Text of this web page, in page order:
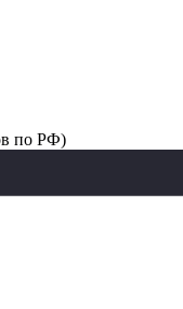
по РФ)